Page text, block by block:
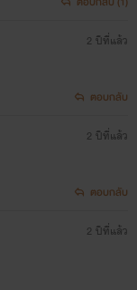
2 ปีที่แล้ว
ตอบกลับ
2 ปีที่แล้ว
ตอบกลับ
2 ปีที่แล้ว